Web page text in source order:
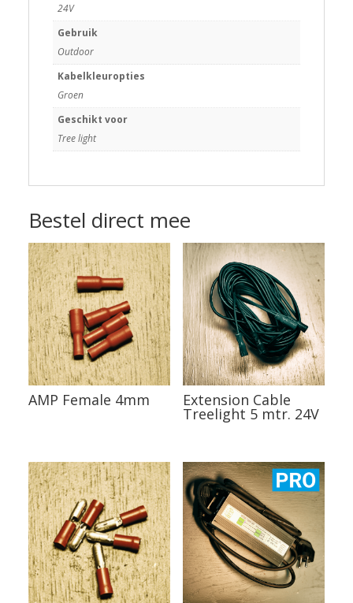
24V
Gebruik
Outdoor
Kabelkleuropties
Groen
Geschikt voor
Tree light
Bestel direct mee
AMP Female 4mm Extension Cable
Treelight 5 mtr. 24V